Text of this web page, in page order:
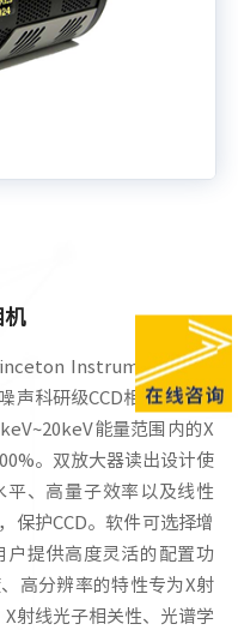
Instruments公司
声科研级CCD相机，选用
能量范围内的X
。双放大器读出设计使
、高量子效率以及线性
保护CCD。软件可选择增
提供高度灵活的配置功
高分辨率的特性专为X射
射线光子相关性、光谱学